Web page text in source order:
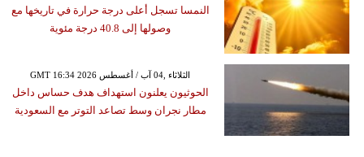
النمسا تسجل أعلى درجة حرارة في تاريخها مع
وصولها إلى 40.8 درجة مئوية
GMT 16:34 2026 الثلاثاء ,04 آب / أغسطس
الحوثيون يعلنون استهداف هدف حساس داخل
مطار نجران وسط تصاعد التوتر مع السعودية